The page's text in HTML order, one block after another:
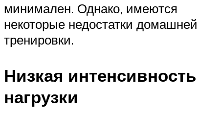
минимален. Однако, имеются
некоторые недостатки домашней
тренировки.
Низкая интенсивность
нагрузки